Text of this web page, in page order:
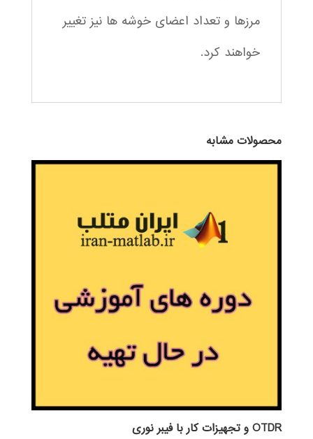
مرزها و تعداد اعضای خوشه ها نیز تغییر
خواهند کرد.
محصولات مشابه
OTDR و تجهیزات کار با فیبر نوری